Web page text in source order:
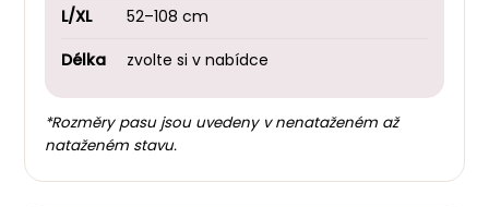
L/XL
52–108 cm
Délka
zvolte si v nabídce
*Rozměry pasu jsou uvedeny v nenataženém až
nataženém stavu.